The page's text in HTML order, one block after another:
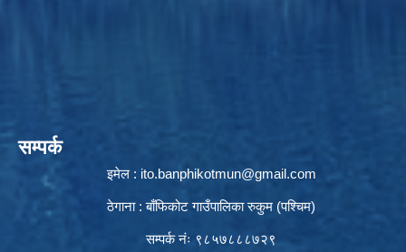
सम्पर्क
इमेल : ito.banphikotmun@gmail.com
ठेगाना : बाँफिकोट गाउँपालिका रुकुम (पश्चिम)
सम्पर्क नंः ९८५७८८८७२९